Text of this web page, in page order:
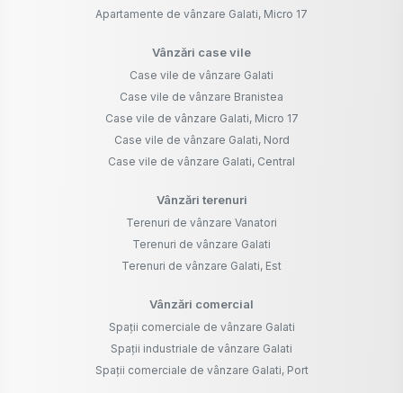
Apartamente de vânzare Galati, Micro 17
Vânzări case vile
Case vile de vânzare Galati
Case vile de vânzare Branistea
Case vile de vânzare Galati, Micro 17
Case vile de vânzare Galati, Nord
Case vile de vânzare Galati, Central
Vânzări terenuri
Terenuri de vânzare Vanatori
Terenuri de vânzare Galati
Terenuri de vânzare Galati, Est
Vânzări comercial
Spații comerciale de vânzare Galati
Spații industriale de vânzare Galati
Spații comerciale de vânzare Galati, Port